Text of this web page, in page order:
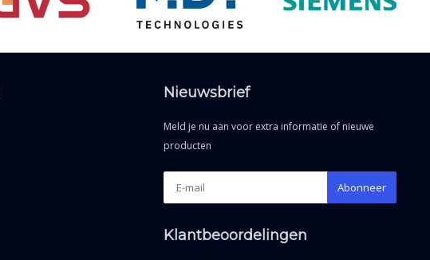
Nieuwsbrief
Meld je nu aan voor extra informatie of nieuwe
producten
Abonneer
Klantbeoordelingen